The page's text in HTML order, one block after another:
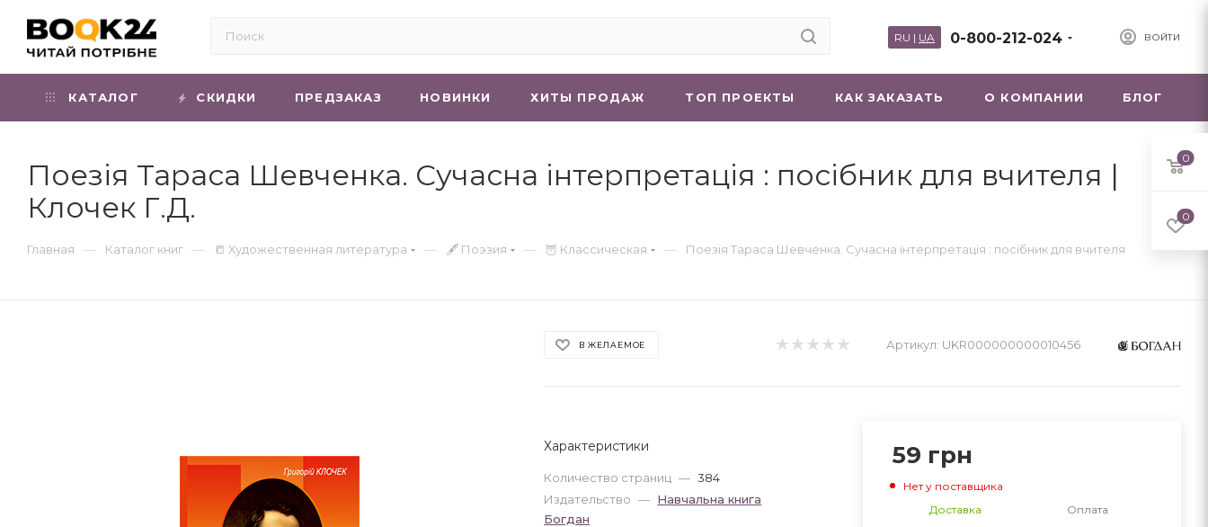
ВОЙТИ
0-800-212-024
RU | UA
КАТАЛОГ СКИДКИ ПРЕДЗАКАЗ НОВИНКИ ХИТЫ ПРОДАЖ ТОП ПРОЕКТЫ КАК ЗАКАЗАТЬ О КОМПАНИИ БЛОГ
Поезія Тараса Шевченка. Сучасна інтерпретація : посібник для вчителя |
Клочек Г.Д.
Главная — Каталог книг — 📒 Художественная литература — 🖋 Поэзия — 🦉 Классическая — Поезія Тараса Шевченка. Сучасна інтерпретація : посібник для вчителя
В ЖЕЛАЕМОЕ Артикул: UKR000000000010456
Характеристики
Количество страниц — 384
Издательство — Навчальна книга
Богдан
59 грн
Нет у поставщика
Доставка
Оплата
0
0